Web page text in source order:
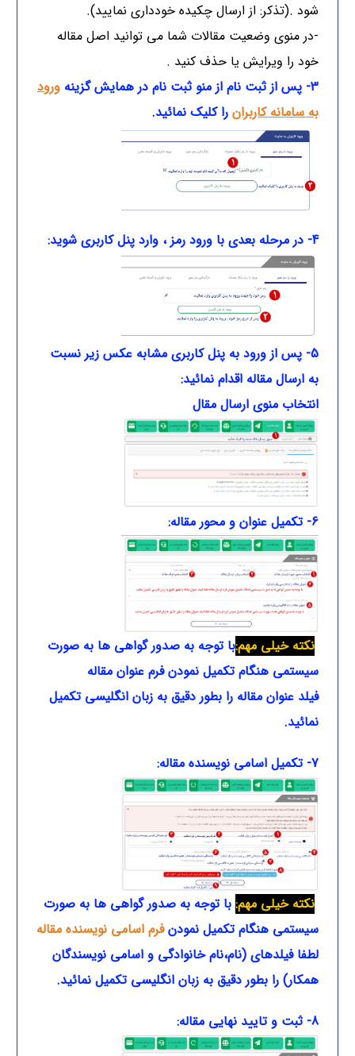
شود .(تذکر: از ارسال چکیده خودداری نمایید).
-در منوی وضعیت مقالات شما می توانید اصل مقاله
خود را ویرایش یا حذف کنید .
3- پس از ثبت نام از منو ثبت نام در همایش گزینه
ورود
به سامانه کاربرانرا کلیک نمائید.
4- در مرحله بعدی با ورود رمز ، وارد پنل کاربری شوید:
5- پس از ورود به پنل کاربری مشابه عکس زیر نسبت
به ارسال مقاله اقدام نمائید:
انتخاب منوی ارسال مقال
6- تکمیل عنوان و محور مقاله:
نکته خیلی مهم:با توجه به صدور گواهی ها به صورت
سیستمی هنگام تکمیل نمودن فرم عنوان مقاله
فیلد عنوان مقاله را بطور دقیق به زبان انگلیسی تکمیل
نمائید.
7- تکمیل اسامی نویسنده مقاله:
نکته خیلی مهم:با توجه به صدور گواهی ها به صورت
سیستمی هنگام تکمیل نمودنفرم اسامی نویسنده مقاله
لطفا فیلدهای (نام،نام خانوادگی و اسامی نویسندگان
همکار) را بطور دقیق به زبان انگلیسی تکمیل نمائید.
8- ثبت و تایید نهایی مقاله: